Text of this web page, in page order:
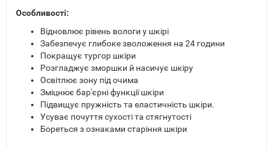
Особливості:
Відновлює рівень вологи у шкірі
Забезпечує глибоке зволоження на 24 години
Покращує тургор шкіри
Розгладжує зморшки й насичує шкіру
Освітлює зону під очима
Зміцнює бар'єрні функції шкіри
Підвищує пружність та еластичність шкіри.
Усуває почуття сухості та стягнутості
Бореться з ознаками старіння шкіри